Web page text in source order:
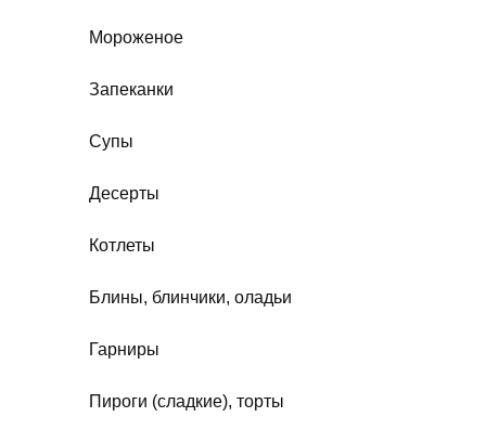
Мороженое
Запеканки
Супы
Десерты
Котлеты
Блины, блинчики, оладьи
Гарниры
Пироги (сладкие), торты